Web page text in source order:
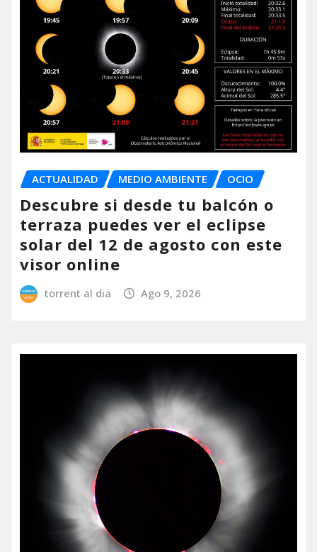
ACTUALIDAD MEDIO AMBIENTE OCIO
Descubre si desde tu balcón o
terraza puedes ver el eclipse
solar del 12 de agosto con este
visor online
torrent al dia Ago 9, 2026